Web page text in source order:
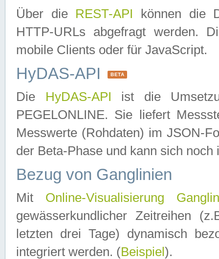
Über die REST-API können die
HTTP-URLs abgefragt werden.
mobile Clients oder für JavaScript.
HyDAS-API BETA
Die HyDAS-API ist die
PEGELONLINE. Sie liefert
Messwerte (Rohdaten) im JSON-
der Beta-Phase und kann sich noch
Bezug von Ganglinien
Mit Online-Visualisierung
gewässerkundlicher Zeitreihen
letzten drei Tage) dynamisch
integriert werden. (Beispiel ).